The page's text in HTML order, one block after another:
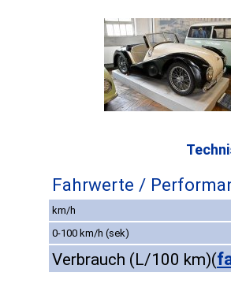
Fahrwerte /
km/h
0-100 km/h (sek)
Verbrauch (L/100 km)(